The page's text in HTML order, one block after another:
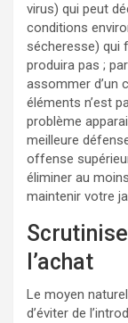
virus) qui peut
conditions
sécheresse) qui
produira pas ;
assommer d’un
éléments n’est
problème
meilleure
offense
éliminer au
maintenir votre
l’achat
Le moyen
d’éviter de